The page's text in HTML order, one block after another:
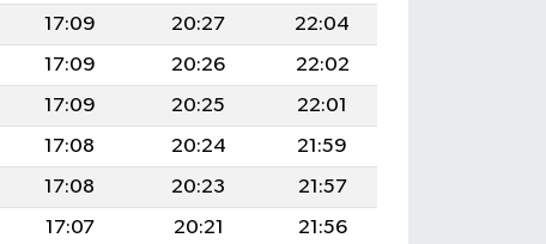
17:09 20:27
22:04
17:09 20:26
22:02
17:09 20:25
22:01
17:08 20:24
21:59
17:08 20:23
21:57
17:07 20:21
21:56